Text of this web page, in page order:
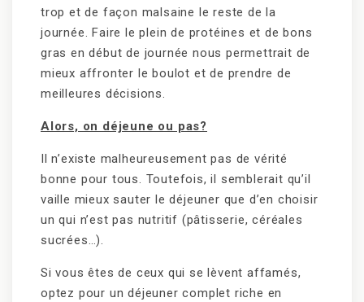
trop et de façon malsaine le reste de la
journée. Faire le plein de protéines et de bons
gras en début de journée nous permettrait de
mieux affronter le boulot et de prendre de
meilleures décisions.
Alors, on déjeune ou pas?
Il n’existe malheureusement pas de vérité
bonne pour tous. Toutefois, il semblerait qu’il
vaille mieux sauter le déjeuner que d’en choisir
un qui n’est pas nutritif (pâtisserie, céréales
sucrées…).
Si vous êtes de ceux qui se lèvent affamés,
optez pour un déjeuner complet riche en